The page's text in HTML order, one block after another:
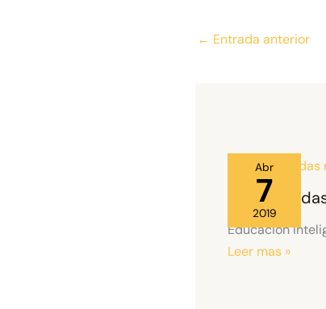
← Entrada anterior
Abr
7
2019
No te
Educación
Leer mas »